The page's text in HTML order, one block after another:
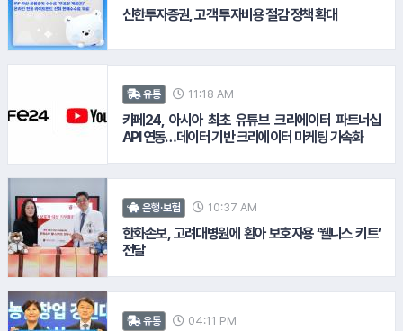
신한투자증권, 고객 투자비용 절감 정책 확대
유통 11:18 AM
카페24, 아시아 최초 유튜브 크리에이터 파트너십
API 연동…데이터 기반 크리에이터 마케팅 가속화
은행·보험 10:37 AM
한화손보, 고려대병원에 환아 보호자용 ‘웰니스 키트’
전달
유통 04:11 PM
11.한화리조트